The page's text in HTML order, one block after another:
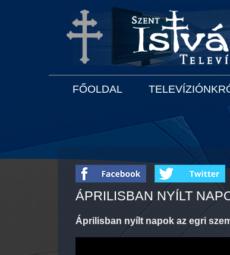
FŐOLDAL
ÁPRILISBAN NYÍLT
Áprilisban nyílt napok az egri